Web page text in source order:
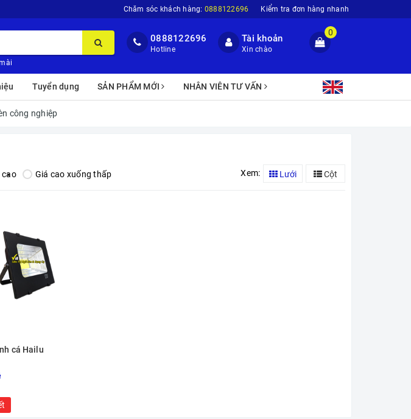
Chăm sóc khách hàng: 0888122696 Kiểm tra đơn hàng nhanh
0888122696
Hotline
Tài khoản
Xin chào
0
Tuyển dụng SẢN PHẨM MỚI NHÂN VIÊN TƯ VẤN
công nghiệp
cao Giá cao xuống thấp Xem: Lưới Cột
cá Hailu